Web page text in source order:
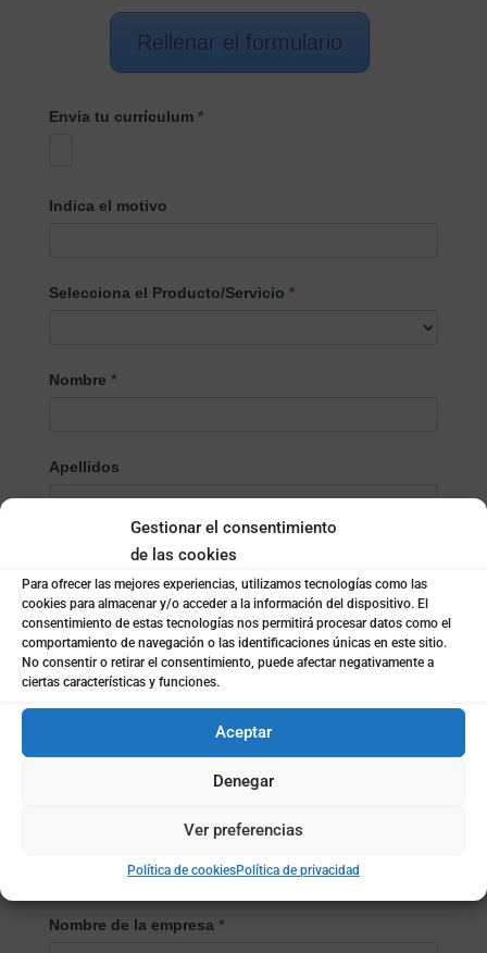
Gestionar el consentimiento
de las cookies
Para ofrecer las mejores experiencias, utilizamos tecnologías como las
cookies para almacenar y/o acceder a la información del dispositivo. El
consentimiento de estas tecnologías nos permitirá procesar datos como el
comportamiento de navegación o las identificaciones únicas en este sitio.
No consentir o retirar el consentimiento, puede afectar negativamente a
ciertas características y funciones.
Aceptar
Denegar
Ver preferencias
Política de cookiesPolítica de privacidad
Rellenar el formulario
Envia tu currículum *
Indica el motivo
Selecciona el Producto/Servicio *
el
Nombre *
Apellidos
Teléfono*
Particular
Nombre de la empresa *